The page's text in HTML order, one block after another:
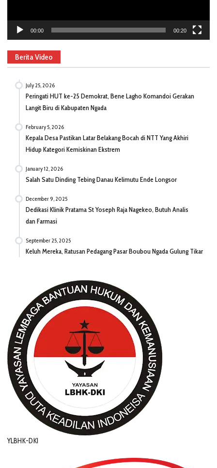
00:00 00:20
Berita Video
July 25, 2026
Peringati HUT ke-25 Demokrat, Bene Lagho Komandoi Gerakan
Langit Biru di Kabupaten Ngada
February 5, 2026
Kepala Desa Pastikan Latar Belakang Bocah di NTT Yang Akhiri
Hidup Kategori Kemiskinan Ekstrem
January 12, 2026
Salah Satu Dinding Tebing Danau Kelimutu Ende Longsor
December 9, 2025
Dedikasi Klinik Pratama St Yoseph Raja Nagekeo, Butuh Analis
dan Farmasi
September 25, 2025
Keluh Mereka, Ratusan Pedagang Pasar Boubou Ngada Gulung Tikar
YLBHK-DKI